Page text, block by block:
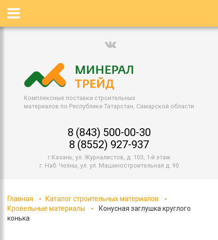
Комплексные поставки строительных
материалов по Республике Татарстан, Самарской области
8 (843) 500-00-30
8 (8552) 927-937
г.Казань, ул. Журналистов, д. 103, 1-й этаж
г. Наб. Челны, ул. ул. Машиностроительная д. 90
Главная
Каталог строительных материалов
Кровельные материалы
Конусная заглушка круглого
конька